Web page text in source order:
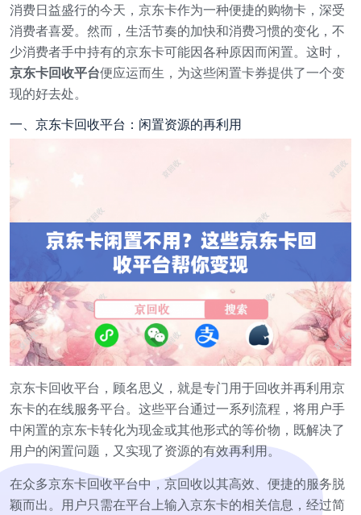
消费日益盛行的今天，京东卡作为一种便捷的购物卡，深受
消费者喜爱。然而，生活节奏的加快和消费习惯的变化，不
少消费者手中持有的京东卡可能因各种原因而闲置。这时，
京东卡回收平台便应运而生，为这些闲置卡券提供了一个变
现的好去处。
一、京东卡回收平台：闲置资源的再利用
京东卡回收平台，顾名思义，就是专门用于回收并再利用京
东卡的在线服务平台。这些平台通过一系列流程，将用户手
中闲置的京东卡转化为现金或其他形式的等价物，既解决了
用户的闲置问题，又实现了资源的有效再利用。
在众多京东卡回收平台中，京回收以其高效、便捷的服务脱
颖而出。用户只需在平台上输入京东卡的相关信息，经过简